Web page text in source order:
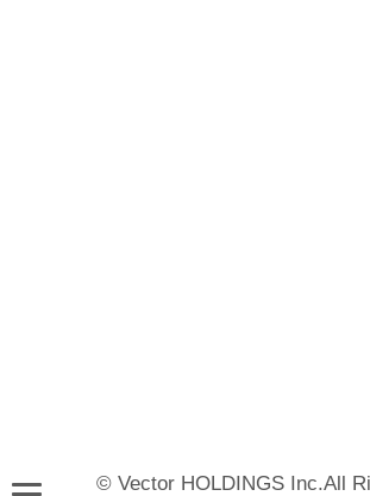
© Vector HOLDINGS Inc.All